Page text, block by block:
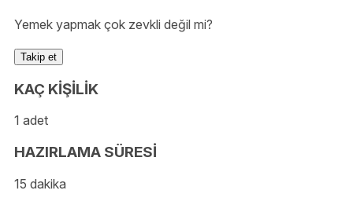
Yemek yapmak çok zevkli değil mi?
Takip et
KAÇ KİŞİLİK
1 adet
HAZIRLAMA SÜRESİ
15 dakika